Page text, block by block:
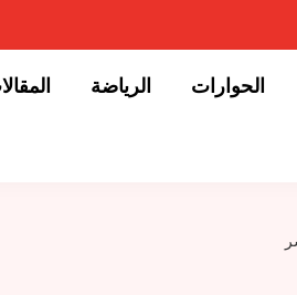
الحوارات الرياضة